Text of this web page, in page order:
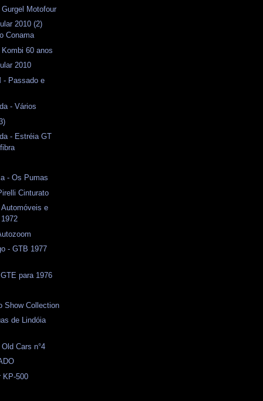
Motofour
2010 (2)
Conama
60 anos
2010
- Passado e
- Vários
- Estréia GT
- Os Pumas
Cinturato
Automóveis e
- GTB 1977
para 1976
Show Collection
de Lindóia
Cars n°4
KP-500